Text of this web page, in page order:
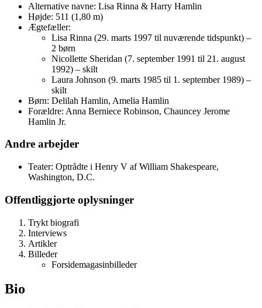
Alternative navne: Lisa Rinna & Harry Hamlin
Højde: 511 (1,80 m)
Ægtefæller:
Lisa Rinna (29. marts 1997 til nuværende tidspunkt) –
2 børn
Nicollette Sheridan (7. september 1991 til 21. august
1992) – skilt
Laura Johnson (9. marts 1985 til 1. september 1989) –
skilt
Børn: Delilah Hamlin, Amelia Hamlin
Forældre: Anna Berniece Robinson, Chauncey Jerome
Hamlin Jr.
Andre arbejder
Teater: Optrådte i Henry V af William Shakespeare,
Washington, D.C.
Offentliggjorte oplysninger
Trykt biografi
Interviews
Artikler
Billeder
Forsidemagasinbilleder
Bio